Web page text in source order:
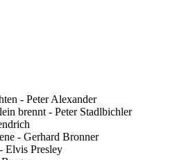
- Peter Alexander
brennt - Peter Stadlbichler
- Gerhard Bronner
Elvis Presley